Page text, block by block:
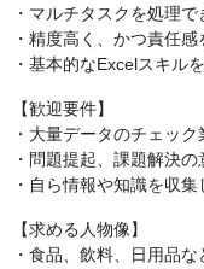
・マルチタスクを処理
・精度高く、かつ責任
・基本的なExcelスキル
【歓迎要件】
・大量データのチェッ
・問題提起、課題解決
・自ら情報や知識を収
【求める人物像】
・食品、飲料、日用品